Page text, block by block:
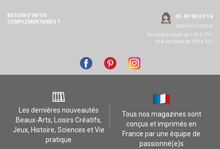
BESOIN D’INFOS
COMPLÉMENTAIRES ?
05 49 90 09 16
Appel non surtaxé
Du lundi au jeudi de 14h à 17h,
et le vendredi de 14h à 16h
Les dernières nouveautés
Beaux-Arts, Loisirs Créatifs,
Jeux, Histoire, Sciences et Vie
pratique
Tous nos magazines sont
conçus et imprimés en
France par une équipe de
passionné(e)s